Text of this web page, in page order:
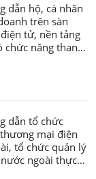
dẫn hộ, cá nhân
trên sàn
tử, nền tảng
chức năng thanh
dẫn tổ chức
mại điện
tổ chức quản lý
ngoài thực